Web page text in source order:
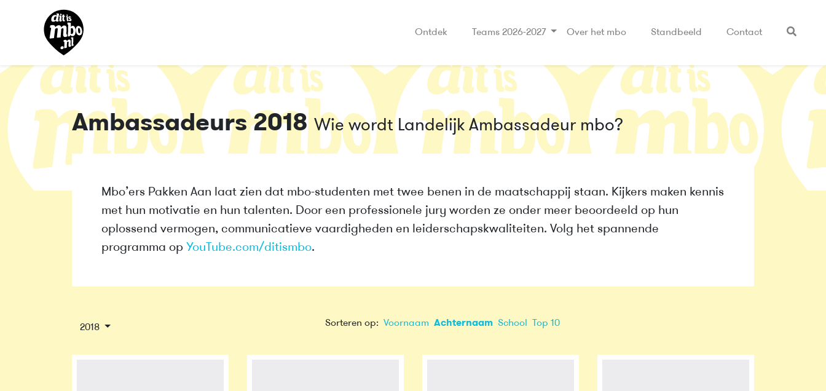
Ontdek Teams 2026-2027 Over het mbo Standbeeld Contact
Ambassadeurs 2018 Wie wordt Landelijk Ambassadeur mbo?
Mbo’ers Pakken Aan laat zien dat mbo-studenten met twee benen in de maatschappij staan. Kijkers maken kennis
met hun motivatie en hun talenten. Door een professionele jury worden ze onder meer beoordeeld op hun
oplossend vermogen, communicatieve vaardigheden en leiderschapskwaliteiten. Volg het spannende
programma op YouTube.com/ditismbo.
2018 Sorteren op: Voornaam Achternaam School Top 10